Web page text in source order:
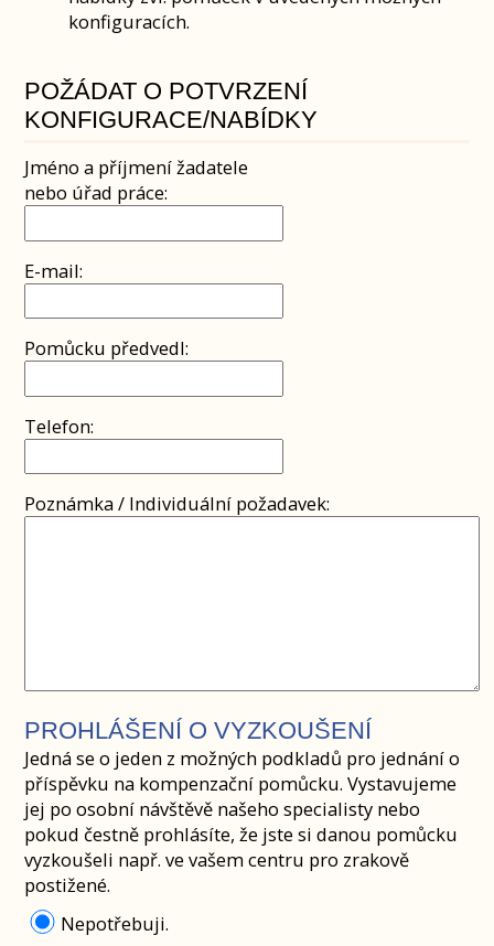
konfiguracích.
POŽÁDAT O POTVRZENÍ
KONFIGURACE/NABÍDKY
Jméno a příjmení žadatele
nebo úřad práce:
E-mail:
Pomůcku předvedl:
Telefon:
Poznámka / Individuální požadavek:
PROHLÁŠENÍ O VYZKOUŠENÍ
Jedná se o jeden z možných podkladů pro jednání o
příspěvku na kompenzační pomůcku. Vystavujeme
jej po osobní návštěvě našeho specialisty nebo
pokud čestně prohlásíte, že jste si danou pomůcku
vyzkoušeli např. ve vašem centru pro zrakově
postižené.
Nepotřebuji.